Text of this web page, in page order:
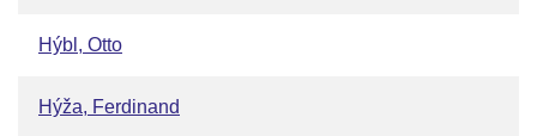
Hýbl, Otto
Hýža, Ferdinand